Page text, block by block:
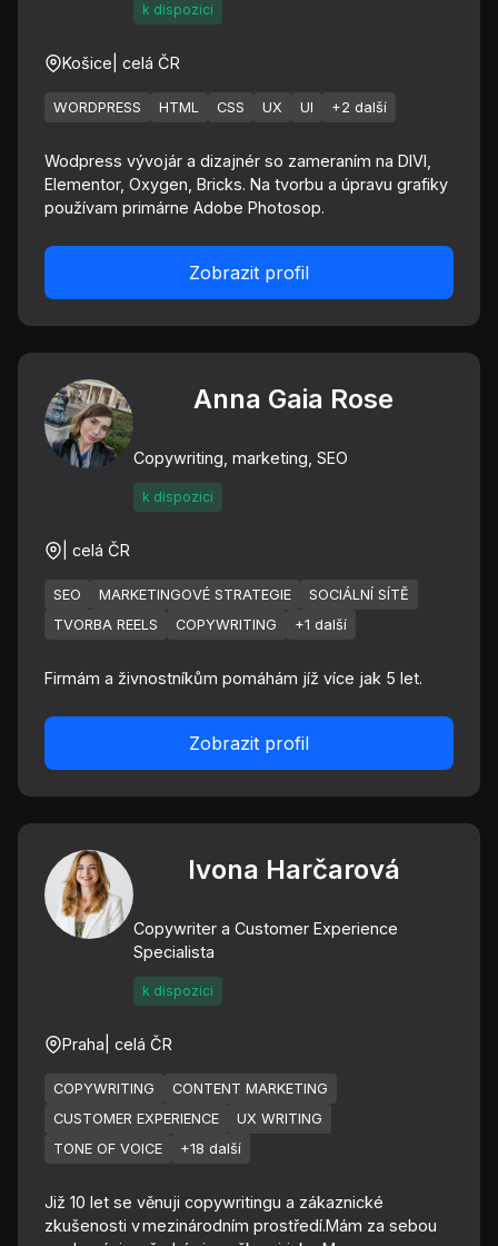
k dispozici
Košice | celá ČR
WORDPRESS HTML CSS UX UI +2 další
Wodpress vývojár a dizajnér so zameraním na DIVI,
Elementor, Oxygen, Bricks. Na tvorbu a úpravu grafiky
používam primárne Adobe Photosop.
Zobrazit profil
Anna Gaia Rose
Copywriting, marketing, SEO
k dispozici
| celá ČR
SEO MARKETINGOVÉ STRATEGIE
SOCIÁLNÍ SÍTĚ
TVORBA REELS
COPYWRITING +1 další
Firmám a živnostníkům pomáhám jíž více jak 5 let.
Zobrazit profil
Ivona Harčarová
Copywriter a Customer Experience
Specialista
k dispozici
Praha | celá ČR
COPYWRITING
CONTENT MARKETING
CUSTOMER EXPERIENCE
UX WRITING
TONE OF VOICE
+18 další
Již 10 let se věnuji copywritingu a zákaznické
zkušenosti v mezinárodním prostředí.Mám za sebou